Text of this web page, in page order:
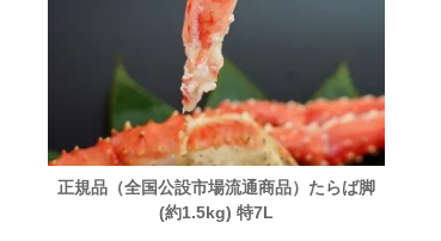
正規品（全国公設市場流通商品）たらば脚
(約1.5kg) 特7L